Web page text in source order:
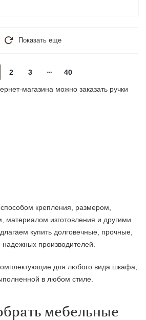
Показать еще
2 3 40
магазина можно заказать ручки
крепления, размером,
материалом изготовления и другими
купить долговечные, прочные,
надежных производителей.
для любого вида шкафа,
в любом стиле.
мебельные